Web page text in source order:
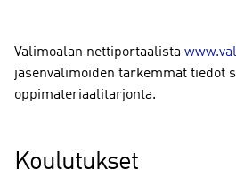
Valimoalan nettiportaalista
jäsenvalimoiden tarkemmat tiedot
oppimateriaalitarjonta.
Koulutukset